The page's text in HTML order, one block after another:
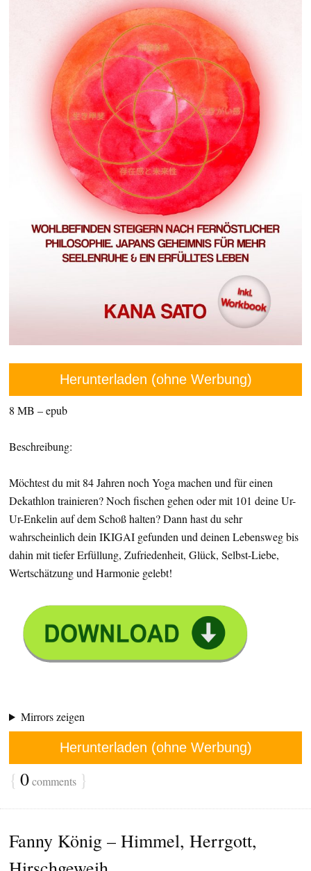
Herunterladen (ohne Werbung)
8 MB – epub
Beschreibung:
Möchtest du mit 84 Jahren noch Yoga machen und für einen
Dekathlon trainieren? Noch fischen gehen oder mit 101 deine Ur-
Ur-Enkelin auf dem Schoß halten? Dann hast du sehr
wahrscheinlich dein IKIGAI gefunden und deinen Lebensweg bis
dahin mit tiefer Erfüllung, Zufriedenheit, Glück, Selbst-Liebe,
Wertschätzung und Harmonie gelebt!
Mirrors zeigen
Herunterladen (ohne Werbung)
{ 0comments }
Fanny König – Himmel, Herrgott,